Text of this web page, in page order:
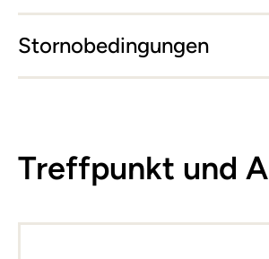
Stornobedingungen
Treffpunkt und